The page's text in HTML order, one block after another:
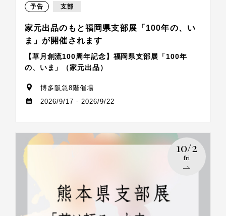
予告 支部
家元出品のもと福岡県支部展「100年の、い
ま」が開催されます
【草月創流100周年記念】福岡県支部展「100年
の、いま」（家元出品）
博多阪急8階催場
2026/9/17 - 2026/9/22
10/2
fri